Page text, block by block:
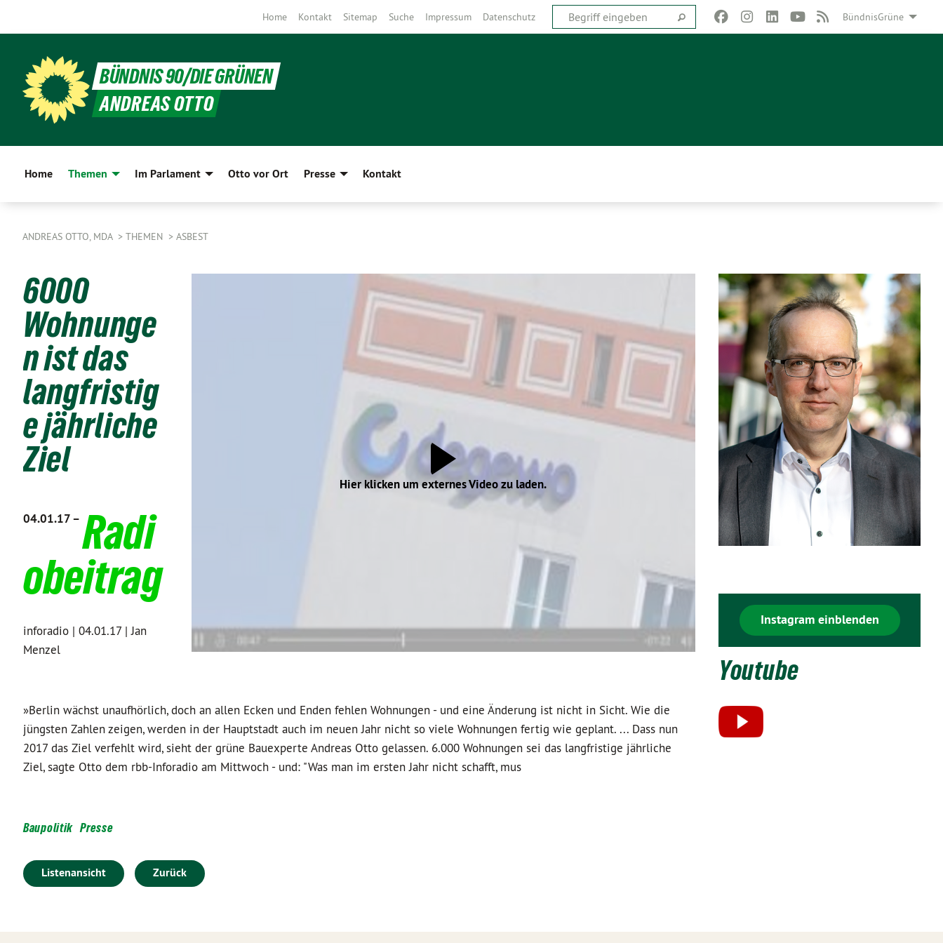
BündnisGrüne
Home Kontakt Sitemap Suche Impressum Datenschutz
BÜNDNIS 90/DIE GRÜNEN
ANDREAS OTTO
Home Themen Im Parlament Otto vor Ort Presse Kontakt
ANDREAS OTTO, MDA THEMEN ASBEST
Hier klicken um externes Video zu laden.
6000
Wohnunge
n ist das
langfristig
e jährliche
Ziel
04.01.17 – Radi
obeitrag
inforadio | 04.01.17 | Jan
Menzel
»Berlin wächst unaufhörlich, doch an allen Ecken und Enden fehlen Wohnungen - und eine Änderung ist nicht in Sicht. Wie die
jüngsten Zahlen zeigen, werden in der Hauptstadt auch im neuen Jahr nicht so viele Wohnungen fertig wie geplant. ... Dass nun
2017 das Ziel verfehlt wird, sieht der grüne Bauexperte Andreas Otto gelassen. 6.000 Wohnungen sei das langfristige jährliche
Ziel, sagte Otto dem rbb-Inforadio am Mittwoch - und: "Was man im ersten Jahr nicht schafft, mus
Baupolitik Presse
Listenansicht Zurück
Instagram einblenden
Youtube